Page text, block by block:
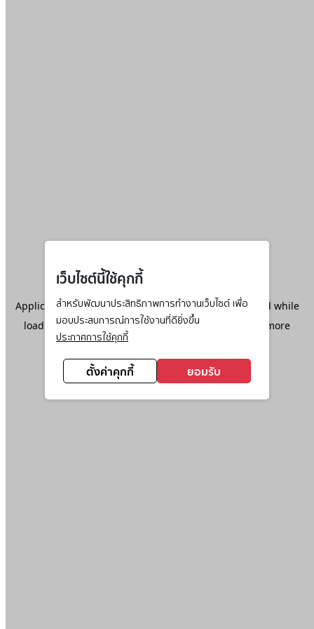
เว็บไซต์นี้ใช้คุกกี้
สำหรับพัฒนาประสิทธิภาพการทำงานเว็บไซต์ เพื่อ
มอบประสบการณ์การใช้งานที่ดียิ่งขึ้น
ประกาศการใช้คุกกี้
ตั้งค่าคุกกี้ ยอมรับ
Application error: aclient-side exception has occurred while
loadingwww.ktc.co.th(see the browser console
for more
information).